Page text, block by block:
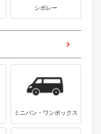
シボレー
ミニバン・ワンボックス